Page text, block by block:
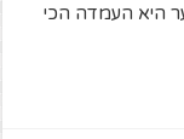
היא העמדה הכי